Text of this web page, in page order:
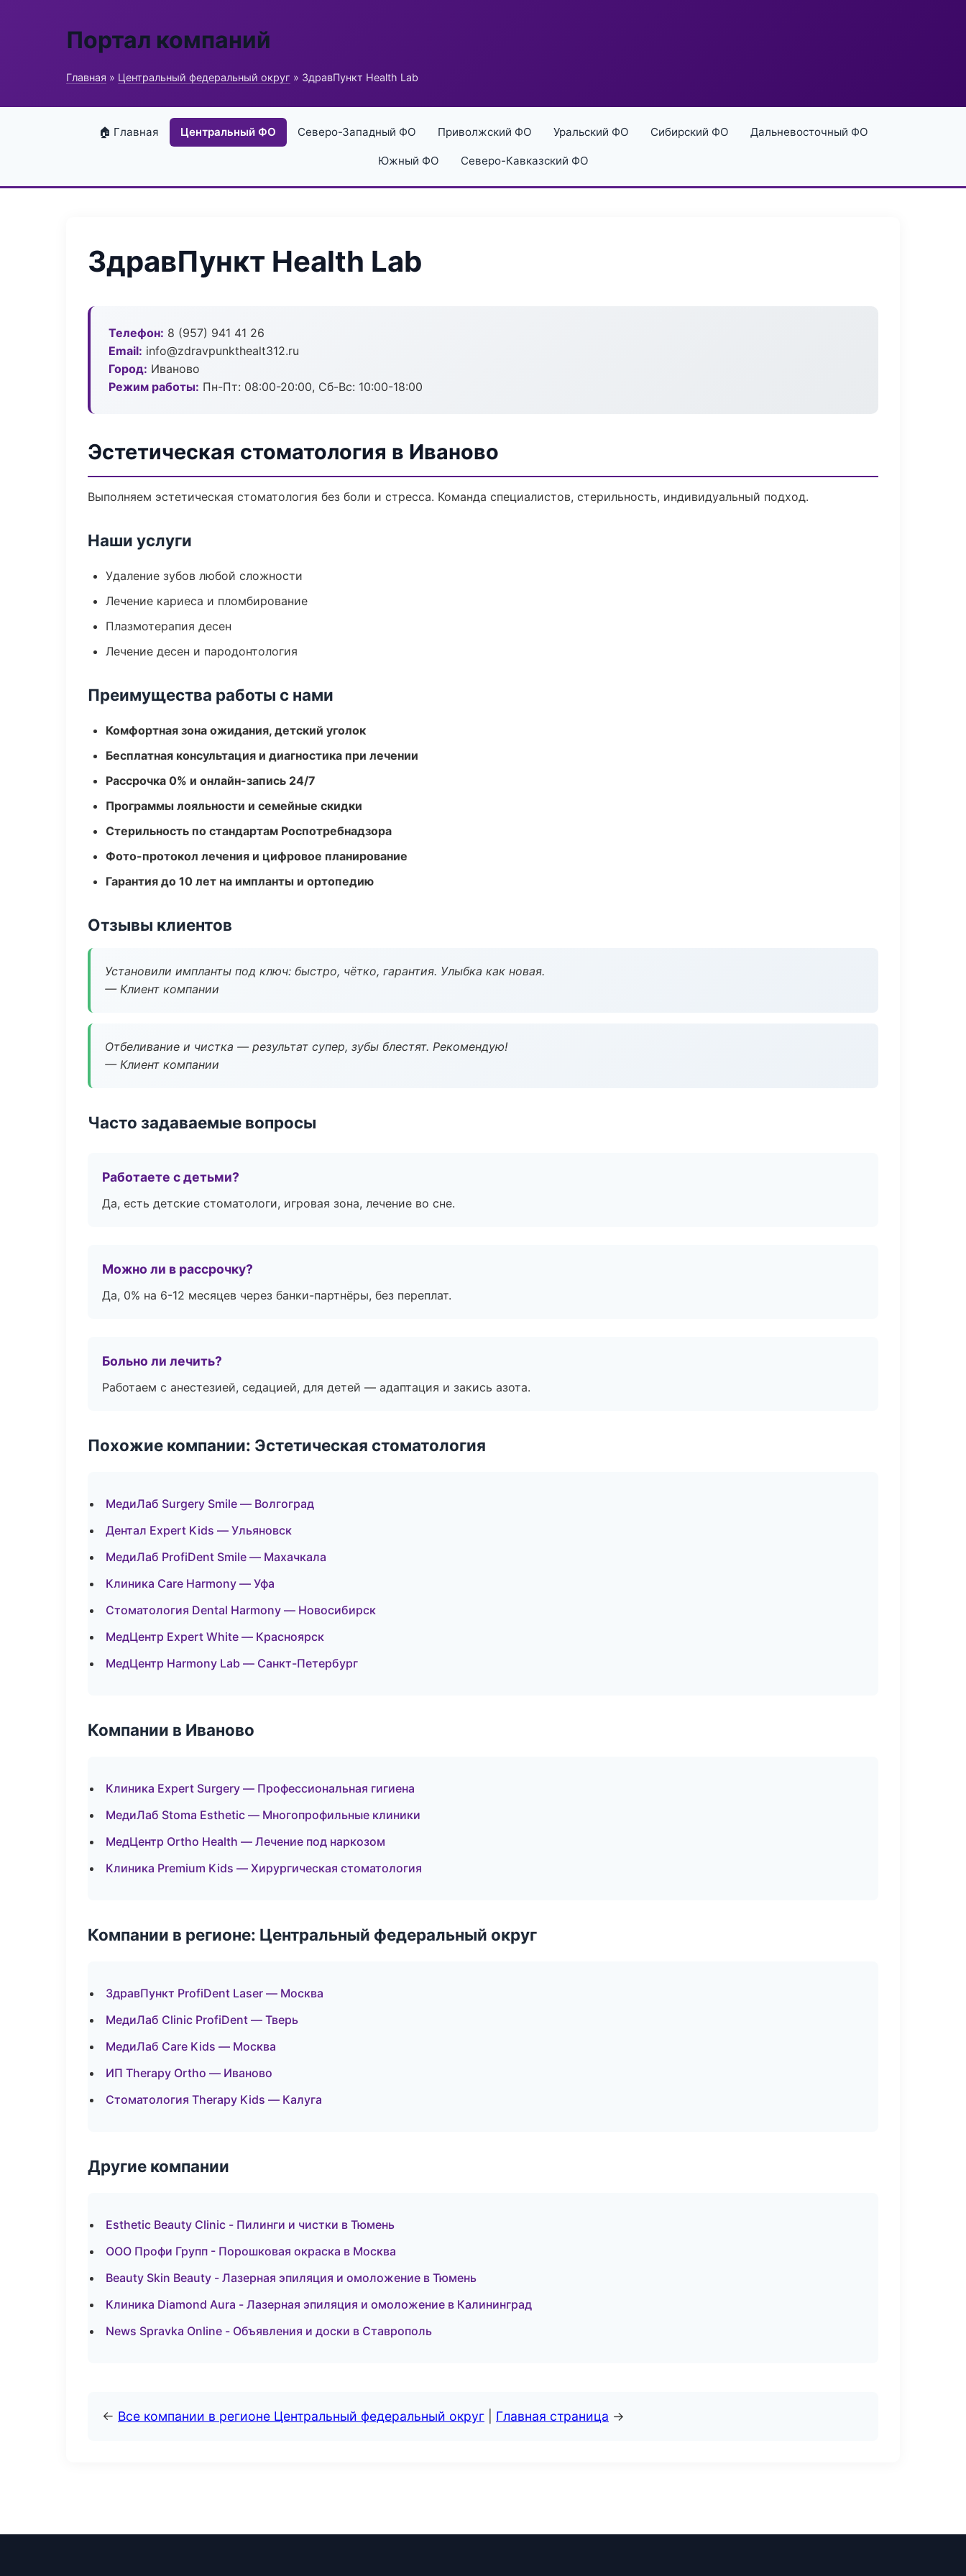
Портал компаний
Главная » Центральный федеральный округ » ЗдравПункт Health Lab
🏠 Главная Центральный ФО Северо-Западный ФО Приволжский ФО Уральский ФО Сибирский ФО Дальневосточный ФО
Южный ФО Северо-Кавказский ФО
ЗдравПункт Health Lab
Телефон: 8 (957) 941 41 26
Email: info@zdravpunkthealt312.ru
Город: Иваново
Режим работы: Пн-Пт: 08:00-20:00, Сб-Вс: 10:00-18:00
Эстетическая стоматология в Иваново
Выполняем эстетическая стоматология без боли и стресса. Команда специалистов, стерильность, индивидуальный подход.
Наши услуги
Удаление зубов любой сложности
Лечение кариеса и пломбирование
Плазмотерапия десен
Лечение десен и пародонтология
Преимущества работы с нами
Комфортная зона ожидания, детский уголок
Бесплатная консультация и диагностика при лечении
Рассрочка 0% и онлайн-запись 24/7
Программы лояльности и семейные скидки
Стерильность по стандартам Роспотребнадзора
Фото-протокол лечения и цифровое планирование
Гарантия до 10 лет на импланты и ортопедию
Отзывы клиентов
Установили импланты под ключ: быстро, чётко, гарантия. Улыбка как новая.
— Клиент компании
Отбеливание и чистка — результат супер, зубы блестят. Рекомендую!
— Клиент компании
Часто задаваемые вопросы
Работаете с детьми?
Да, есть детские стоматологи, игровая зона, лечение во сне.
Можно ли в рассрочку?
Да, 0% на 6-12 месяцев через банки-партнёры, без переплат.
Больно ли лечить?
Работаем с анестезией, седацией, для детей — адаптация и закись азота.
Похожие компании: Эстетическая стоматология
МедиЛаб Surgery Smile — Волгоград
Дентал Expert Kids — Ульяновск
МедиЛаб ProfiDent Smile — Махачкала
Клиника Care Harmony — Уфа
Стоматология Dental Harmony — Новосибирск
МедЦентр Expert White — Красноярск
МедЦентр Harmony Lab — Санкт-Петербург
Компании в Иваново
Клиника Expert Surgery — Профессиональная гигиена
МедиЛаб Stoma Esthetic — Многопрофильные клиники
МедЦентр Ortho Health — Лечение под наркозом
Клиника Premium Kids — Хирургическая стоматология
Компании в регионе: Центральный федеральный округ
ЗдравПункт ProfiDent Laser — Москва
МедиЛаб Clinic ProfiDent — Тверь
МедиЛаб Care Kids — Москва
ИП Therapy Ortho — Иваново
Стоматология Therapy Kids — Калуга
Другие компании
Esthetic Beauty Clinic - Пилинги и чистки в Тюмень
ООО Профи Групп - Порошковая окраска в Москва
Beauty Skin Beauty - Лазерная эпиляция и омоложение в Тюмень
Клиника Diamond Aura - Лазерная эпиляция и омоложение в Калининград
News Spravka Online - Объявления и доски в Ставрополь
← Все компании в регионе Центральный федеральный округ Главная страница →